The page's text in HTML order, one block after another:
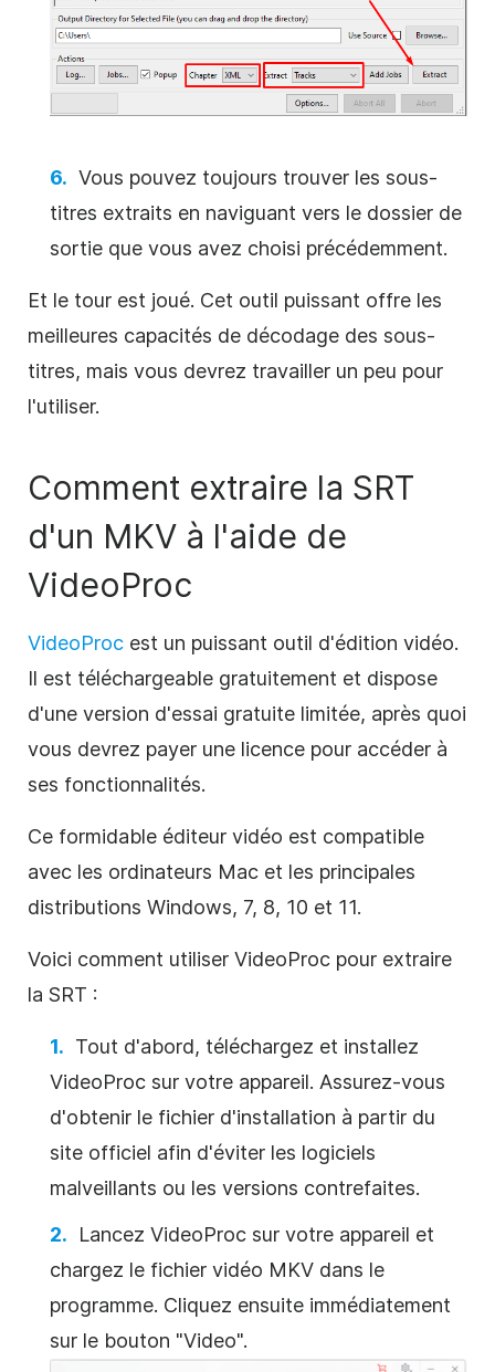
Vous pouvez toujours trouver les sous-
titres extraits en naviguant vers le dossier de
sortie que vous avez choisi précédemment.
Et le tour est joué. Cet outil puissant offre les
meilleures capacités de décodage des sous-
titres, mais vous devrez travailler un peu pour
l'utiliser.
Comment extraire la SRT
d'un MKV à l'aide de
VideoProc
VideoProc est un puissant outil d'édition vidéo.
Il est téléchargeable gratuitement et dispose
d'une version d'essai gratuite limitée, après quoi
vous devrez payer une licence pour accéder à
ses fonctionnalités.
Ce formidable éditeur vidéo est compatible
avec les ordinateurs Mac et les principales
distributions Windows, 7, 8, 10 et 11.
Voici comment utiliser VideoProc pour extraire
la SRT :
Tout d'abord, téléchargez et installez
VideoProc sur votre appareil. Assurez-vous
d'obtenir le fichier d'installation à partir du
site officiel afin d'éviter les logiciels
malveillants ou les versions contrefaites.
Lancez VideoProc sur votre appareil et
chargez le fichier vidéo MKV dans le
programme. Cliquez ensuite immédiatement
sur le bouton "Video".